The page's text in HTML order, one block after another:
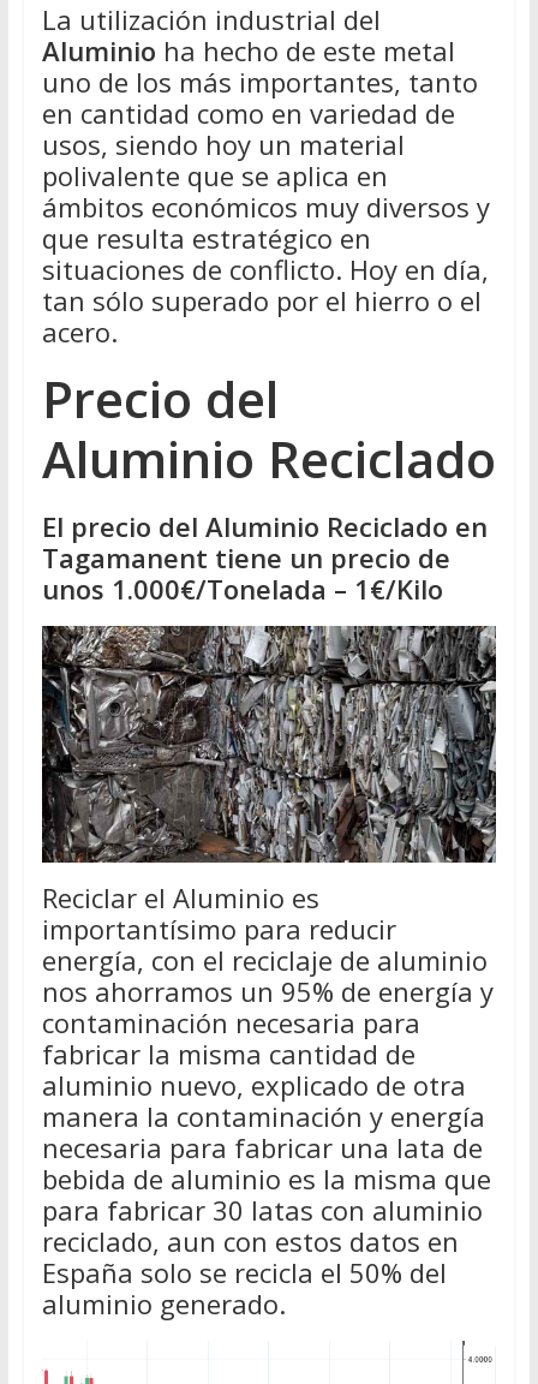
La utilización industrial del
Aluminio ha hecho de este metal
uno de los más importantes, tanto
en cantidad como en variedad de
usos, siendo hoy un material
polivalente que se aplica en
ámbitos económicos muy diversos y
que resulta estratégico en
situaciones de conflicto. Hoy en día,
tan sólo superado por el hierro o el
acero.
Precio del
Aluminio Reciclado
El precio del Aluminio Reciclado en
Tagamanent tiene un precio de
unos 1.000€/Tonelada – 1€/Kilo
Reciclar el Aluminio es
importantísimo para reducir
energía, con el reciclaje de aluminio
nos ahorramos un 95% de energía y
contaminación necesaria para
fabricar la misma cantidad de
aluminio nuevo, explicado de otra
manera la contaminación y energía
necesaria para fabricar una lata de
bebida de aluminio es la misma que
para fabricar 30 latas con aluminio
reciclado, aun con estos datos en
España solo se recicla el 50% del
aluminio generado.